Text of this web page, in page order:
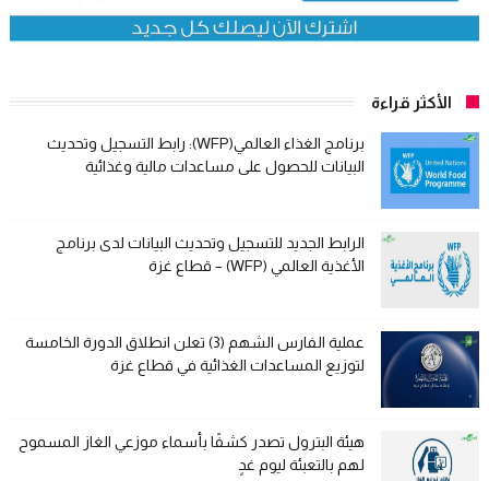
الأكثر قراءة
برنامج الغذاء العالمي(WFP): رابط التسجيل وتحديث
البيانات للحصول على مساعدات مالية وغذائية
الرابط الجديد للتسجيل وتحديث البيانات لدى برنامج
الأغذية العالمي (WFP) – قطاع غزة
عملية الفارس الشهم (3) تعلن انطلاق الدورة الخامسة
لتوزيع المساعدات الغذائية في قطاع غزة
هيئة البترول تصدر كشفًا بأسماء موزعي الغاز المسموح
لهم بالتعبئة ليوم غدٍ